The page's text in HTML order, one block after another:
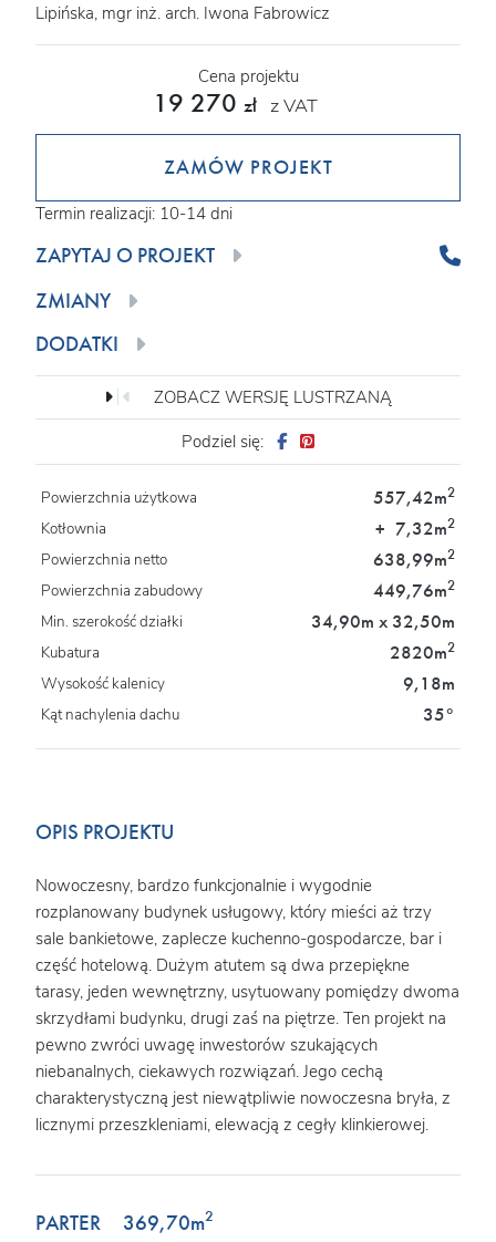
Lipińska, mgr inż. arch. Iwona Fabrowicz
Cena projektu
19 270 zł z VAT
ZAMÓW PROJEKT
Termin realizacji: 10-14 dni
ZAPYTAJ O PROJEKT
ZMIANY
DODATKI
ZOBACZ WERSJĘ LUSTRZANĄ
Podziel się:
Powierzchnia użytkowa 557,42m2
Kotłownia + 7,32m2
Powierzchnia netto 638,99m2
Powierzchnia zabudowy 449,76m2
Min. szerokość działki 34,90m x 32,50m
Kubatura 2820m2
Wysokość kalenicy 9,18m
Kąt nachylenia dachu 35°
OPIS PROJEKTU
Nowoczesny, bardzo funkcjonalnie i wygodnie
rozplanowany budynek usługowy, który mieści aż trzy
sale bankietowe, zaplecze kuchenno-gospodarcze, bar i
część hotelową. Dużym atutem są dwa przepiękne
tarasy, jeden wewnętrzny, usytuowany pomiędzy dwoma
skrzydłami budynku, drugi zaś na piętrze. Ten projekt na
pewno zwróci uwagę inwestorów szukających
niebanalnych, ciekawych rozwiązań. Jego cechą
charakterystyczną jest niewątpliwie nowoczesna bryła, z
licznymi przeszkleniami, elewacją z cegły klinkierowej.
PARTER 369,70m2